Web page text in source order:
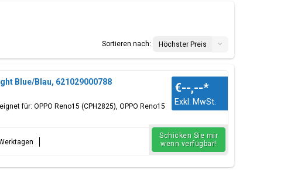
Sortieren nach:
Höchster Preis
Blue/Blau, 621029000788
für: OPPO Reno15 (CPH2825), OPPO Reno15
€--,--*
Exkl. MwSt.
Schicken Sie mir
wenn verfügbar!